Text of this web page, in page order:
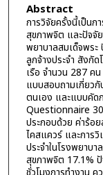
Abstract
การวิจัยครั้งนี้เป็นก
สุขภาพจิต และปัจจั
พยาบาลสมเด็จพระ
ลูกจ้างประจำ สังกั
เรือ จำนวน 287 ค
แบบสอบถามเกี่ยว
ตนเอง และแบบคั
Questionnaire
ประกอบด้วย ค่าร้อ
ไคสแควร์ และการ
ประจำในโรงพยาบ
สุขภาพจิต 17.1%